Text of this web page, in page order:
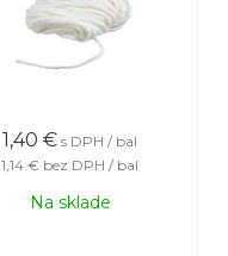
1,40 € s DPH / bal
1,14 € bez DPH / bal
Na sklade